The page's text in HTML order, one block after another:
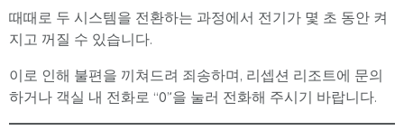
때때로 두 시스템을 전환하는 과정에서 전기가 몇 초 동안 켜
지고 꺼질 수 있습니다.
이로 인해 불편을 끼쳐드려 죄송하며, 리셉션 리조트에 문의
하거나 객실 내 전화로 “0”을 눌러 전화해 주시기 바랍니다.